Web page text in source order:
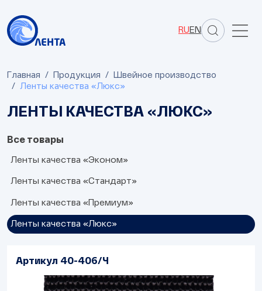
RU EN
Главная Продукция
Швейное производство
Ленты качества «Люкс»
ЛЕНТЫ КАЧЕСТВА «ЛЮКС»
Все товары
Ленты качества «Эконом»
Ленты качества «Стандарт»
Ленты качества «Премиум»
Ленты качества «Люкс»
Артикул 40-406/Ч